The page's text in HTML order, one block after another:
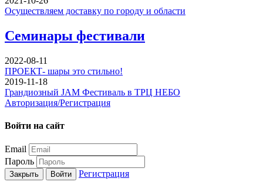
Осуществляем доставку по городу и области
Семинары фестивали
2022-08-11
ПРОЕКТ- шары это стильно!
2019-11-18
Грандиозный JAM Фестиваль в ТРЦ НЕБО
Авторизация/Регистрация
Войти на сайт
Email
Пароль
Закрыть Войти Регистрация